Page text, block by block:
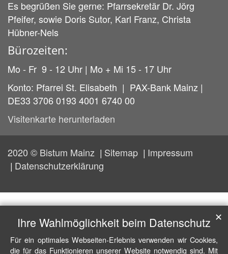
Es begrüßen Sie gerne: Pfarrsekretär Dr. Jörg
Pfeifer, sowie Doris Sutor, Karl Franz, Christa
Hübner-Nels
Bürozeiten:
Mo - Fr 9 - 12 Uhr | Mo + Mi 15 - 17 Uhr
Konto: Pfarrei St. Elisabeth | PAX-Bank Mainz |
DE33 3706 0193 4001 6740 00
Visitenkarte herunterladen
2020 © Bistum Mainz Sitemap
Impressum
Datenschutzerklärung
Ihre Wahlmöglichkeit beim Datenschutz
Für ein optimales Webseiten-Erlebnis verwenden wir Cookies,
die für das Funktionieren unserer Website notwendig sind. Mit
✕